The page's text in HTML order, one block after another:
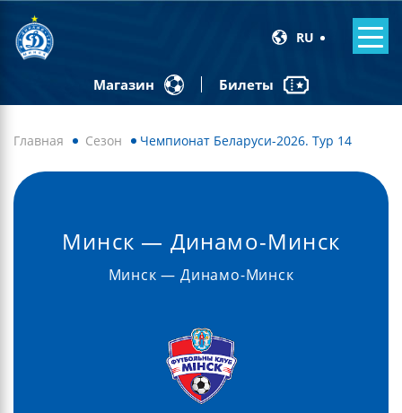
RU
Магазин Билеты
Главная Сезон Чемпионат Беларуси-2026. Тур 14
Минск — Динамо-Минск
Минск — Динамо-Минск